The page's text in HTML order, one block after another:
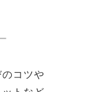
コツや